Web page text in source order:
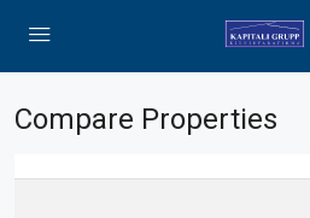
Compare Properties